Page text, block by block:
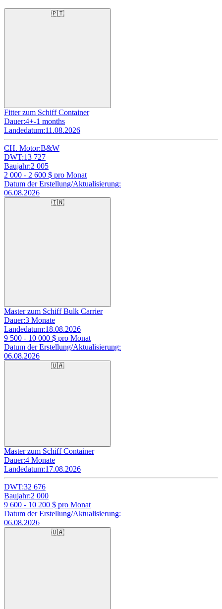
🇵🇹
Fitter zum Schiff Container
Dauer:4+-1 months
Landedatum:11.08.2026
CH. Motor:B&W
DWT:13 727
Baujahr:2 005
2 000 - 2 600 $ pro Monat
Datum der Erstellung/Aktualisierung:
06.08.2026
🇮🇳
Master zum Schiff Bulk Carrier
Dauer:3 Monate
Landedatum:18.08.2026
9 500 - 10 000 $ pro Monat
Datum der Erstellung/Aktualisierung:
06.08.2026
🇺🇦
Master zum Schiff Container
Dauer:4 Monate
Landedatum:17.08.2026
DWT:32 676
Baujahr:2 000
9 600 - 10 200 $ pro Monat
Datum der Erstellung/Aktualisierung:
06.08.2026
🇺🇦